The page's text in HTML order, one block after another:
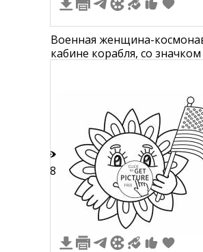
Военная женщина-
кабине корабля, со значком
18